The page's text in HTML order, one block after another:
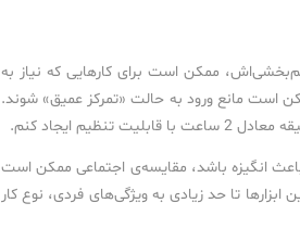
ممکن است برای کارهایی که نیاز به
است مانع ورود به حالت «تمرکز عمیق» شوند.
انگیزه باشد، مقایسه‌ی اجتماعی ممکن است
تا حد زیادی به ویژگی‌های فردی، نوع کار